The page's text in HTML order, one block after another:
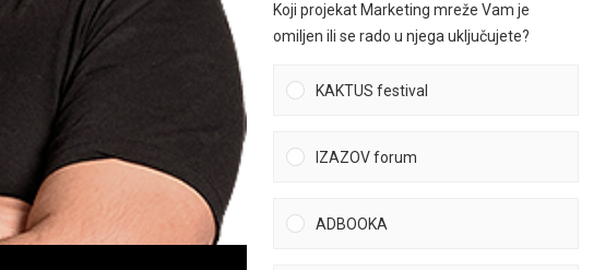
Koji projekat Marketing mreže Vam je
omiljen ili se rado u njega uključujete?
KAKTUS festival
IZAZOV forum
ADBOOKA